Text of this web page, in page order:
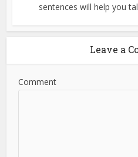
sentences will help you
Leave a
Comment